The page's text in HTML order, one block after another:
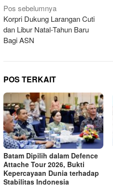
Navigasi
pos
Pos sebelumnya
Korpri Dukung Larangan Cuti
dan Libur Natal-Tahun Baru
Bagi ASN
POS TERKAIT
Batam Dipilih dalam Defence
Attache Tour 2026, Bukti
Kepercayaan Dunia terhadap
Stabilitas Indonesia